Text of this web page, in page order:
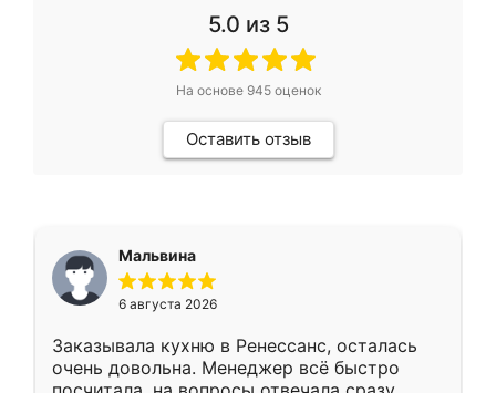
5.0 из 5
На основе 945оценок
Оставить отзыв
Мальвина
6 августа 2026
Заказывала кухню в Ренессанс, осталась
очень довольна. Менеджер всё быстро